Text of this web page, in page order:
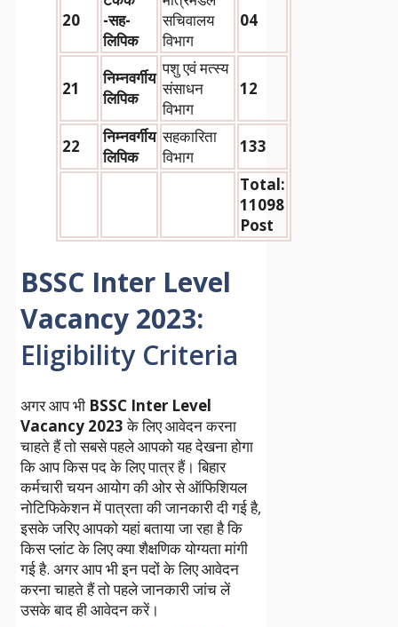
20
-सह-
लिपिक
सचिवालय
विभाग
04
21
निम्नवर्गीय
लिपिक
पशु एवं मत्स्य
संसाधन
विभाग
12
22
निम्नवर्गीय
लिपिक
सहकारिता
विभाग
133
Total:
11098
Post
BSSC Inter Level
Vacancy 2023:
Eligibility Criteria
अगर आप भी BSSC Inter Level
Vacancy 2023के लिए आवेदन करना
चाहते हैं तो सबसे पहले आपको यह देखना होगा
कि आप किस पद के लिए पात्र हैं। बिहार
कर्मचारी चयन आयोग की ओर से ऑफिशियल
नोटिफिकेशन में पात्रता की जानकारी दी गई है,
इसके जरिए आपको यहां बताया जा रहा है कि
किस प्लांट के लिए क्या शैक्षणिक योग्यता मांगी
गई है. अगर आप भी इन पदों के लिए आवेदन
करना चाहते हैं तो पहले जानकारी जांच लें
उसके बाद ही आवेदन करें।